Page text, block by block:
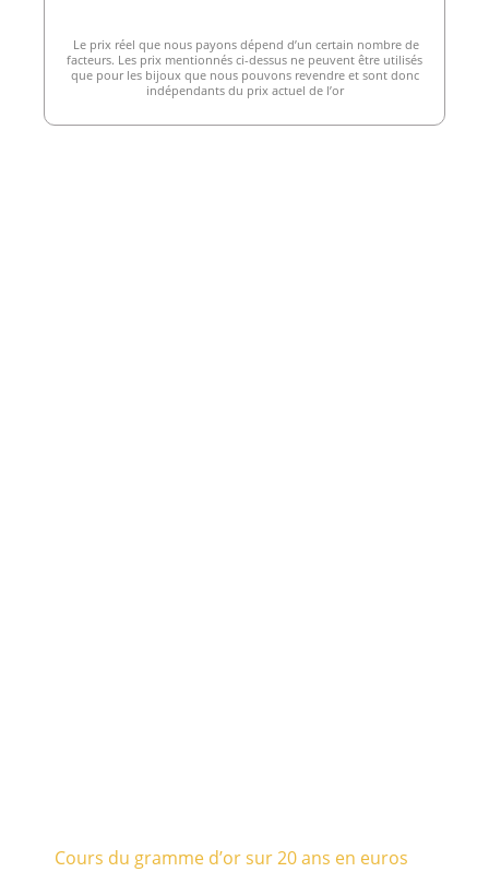
Le prix réel que nous payons dépend d’un certain nombre de
facteurs. Les prix mentionnés ci-dessus ne peuvent être utilisés
que pour les bijoux que nous pouvons revendre et sont donc
indépendants du prix actuel de l’or
Cours du gramme d’or sur 20 ans en euros